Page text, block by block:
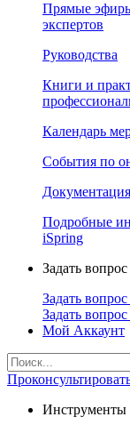
Прямые
экспертов
Руководства
Книги и
Календарь
События по
Документация
Подробные
iSpring
Задать вопрос
Задать
Задать
Мой Аккаунт
Инструменты